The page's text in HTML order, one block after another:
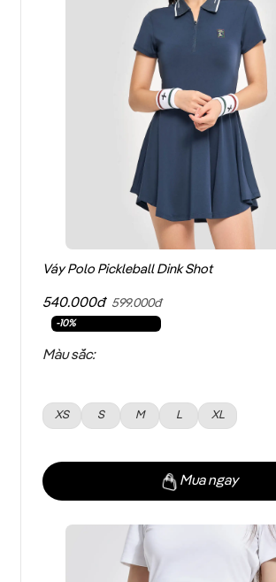
Váy Polo Pickleball Dink Shot
540.000đ 599.000đ
-10%
Màu sắc:
XS S M L XL
Mua ngay